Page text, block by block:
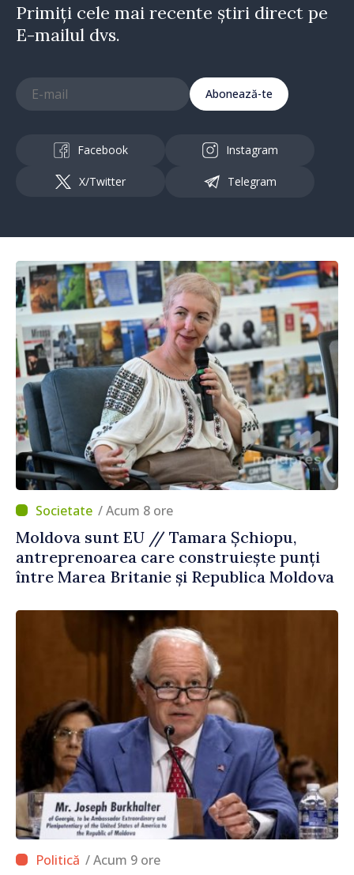
Primiți cele mai recente știri direct pe
E-mailul dvs.
Abonează-te
Facebook Instagram
X/Twitter Telegram
/ Acum 8 ore
Moldova sunt EU // Tamara Șchiopu,
antreprenoarea care construiește punți
între Marea Britanie și Republica Moldova
/ Acum 9 ore